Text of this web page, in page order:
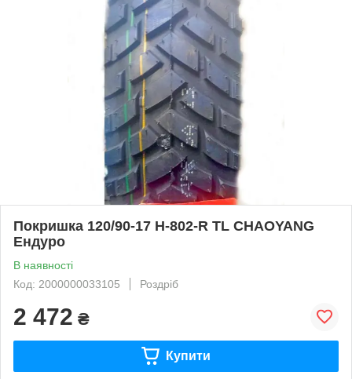
Покришка 120/90-17 H-802-R TL CHAOYANG
Ендуро
В наявності
Код: 2000000033105
Роздріб
2 472 ₴
Купити